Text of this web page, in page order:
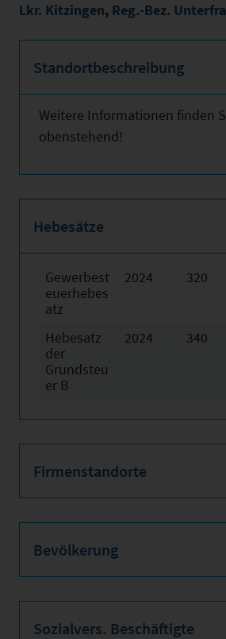
Lkr. Kitzingen, Reg.-Bez.
Standortbeschreibung
Weitere Informationen finden
obenstehend!
Hebesätze
Gewerbest
euerhebes
atz
2024 320
Hebesatz
der
Grundsteu
er B
2024 340
Firmenstandorte
Bevölkerung
Sozialvers. Beschäftigte